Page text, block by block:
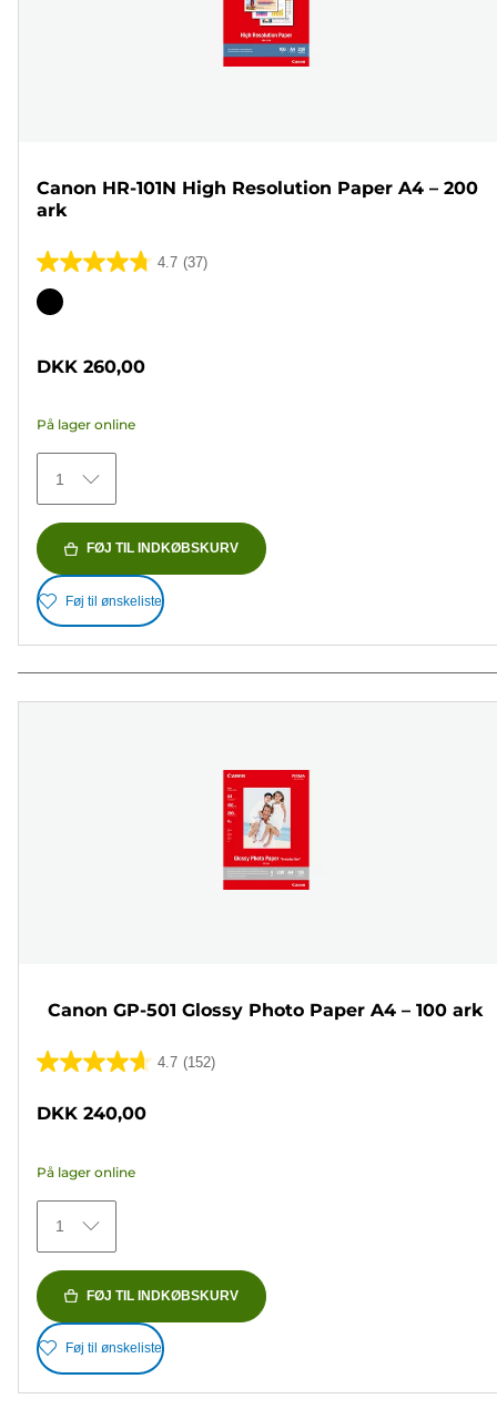
Canon HR-101N High Resolution Paper A4 – 200
ark
4.7 (37)
4.7
ud
stjerner.
anmeldelser
Farvepatron
DKK 260,00
På lager online
1
FØJ TIL INDKØBSKURV
Føj til ønskeliste
Canon GP-501 Glossy Photo Paper A4 – 100 ark
4.7 (152)
4.7
stjerner.
152
anmeldelser
DKK 240,00
På lager online
1
FØJ TIL INDKØBSKURV
Føj til ønskeliste